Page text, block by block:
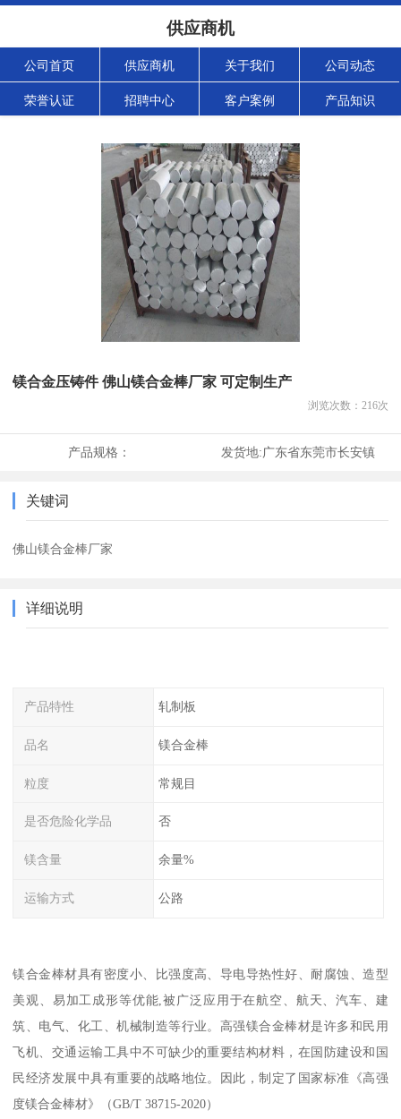
供应商机
公司首页 供应商机 关于我们 公司动态
荣誉认证 招聘中心 客户案例 产品知识
镁合金压铸件 佛山镁合金棒厂家 可定制生产
浏览次数： 216次
产品规格： 发货地:广东省东莞市长安镇
关键词
佛山镁合金棒厂家
详细说明
产品特性 轧制板
品名 镁合金棒
粒度 常规目
是否危险化学品 否
镁含量 余量%
运输方式 公路
镁合金棒材具有密度小、比强度高、导电导热性好、耐腐蚀、造型
美观、易加工成形等优能,被广泛应用于在航空、航天、汽车、建
筑、电气、化工、机械制造等行业。高强镁合金棒材是许多和民用
飞机、交通运输工具中不可缺少的重要结构材料，在国防建设和国
民经济发展中具有重要的战略地位。因此，制定了国家标准《高强
度镁合金棒材》（GB/T 38715-2020）